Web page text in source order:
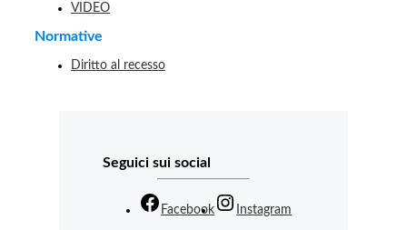
VIDEO
Normative
Diritto al recesso
Seguici sui social
Facebook Instagram